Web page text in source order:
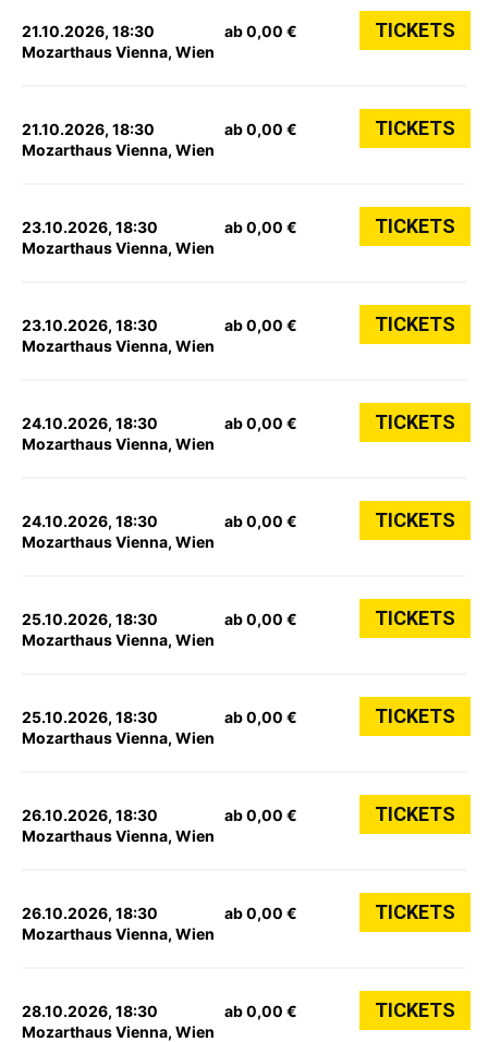
21.10.2026, 18:30
Mozarthaus Vienna, Wien
ab 0,00 € TICKETS
21.10.2026, 18:30
Mozarthaus Vienna, Wien
ab 0,00 € TICKETS
23.10.2026, 18:30
Mozarthaus Vienna, Wien
ab 0,00 € TICKETS
23.10.2026, 18:30
Mozarthaus Vienna, Wien
ab 0,00 € TICKETS
24.10.2026, 18:30
Mozarthaus Vienna, Wien
ab 0,00 € TICKETS
24.10.2026, 18:30
Mozarthaus Vienna, Wien
ab 0,00 € TICKETS
25.10.2026, 18:30
Mozarthaus Vienna, Wien
ab 0,00 € TICKETS
25.10.2026, 18:30
Mozarthaus Vienna, Wien
ab 0,00 € TICKETS
26.10.2026, 18:30
Mozarthaus Vienna, Wien
ab 0,00 € TICKETS
26.10.2026, 18:30
Mozarthaus Vienna, Wien
ab 0,00 € TICKETS
28.10.2026, 18:30
Mozarthaus Vienna, Wien
ab 0,00 € TICKETS